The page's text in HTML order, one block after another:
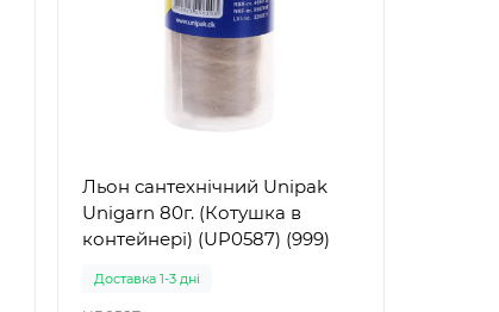
Льон сантехнічний Unipak
Unigarn 80г. (Котушка в
контейнері) (UP0587) (999)
Доставка 1-3 дні